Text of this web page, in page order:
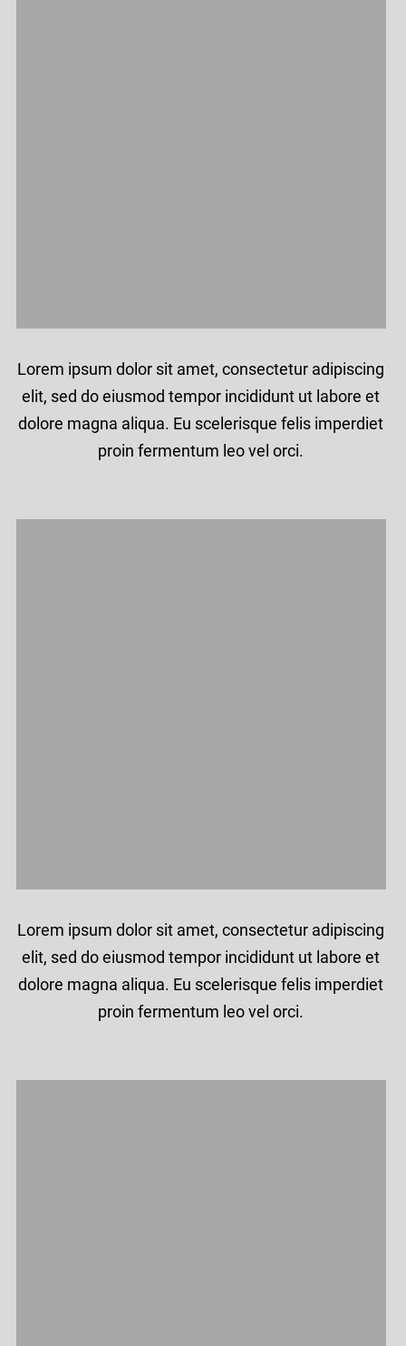
Lorem ipsum dolor sit amet, consectetur adipiscing
elit, sed do eiusmod tempor incididunt ut labore et
dolore magna aliqua. Eu scelerisque felis imperdiet
proin fermentum leo vel orci.
Lorem ipsum dolor sit amet, consectetur adipiscing
elit, sed do eiusmod tempor incididunt ut labore et
dolore magna aliqua. Eu scelerisque felis imperdiet
proin fermentum leo vel orci.